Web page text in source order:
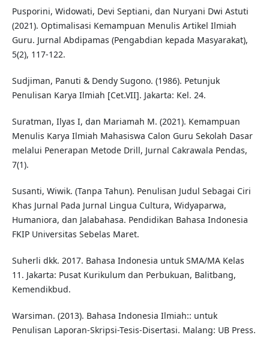
Pusporini, Widowati, Devi Septiani, dan Nuryani Dwi Astuti
(2021). Optimalisasi Kemampuan Menulis Artikel Ilmiah
Guru. Jurnal Abdipamas (Pengabdian kepada Masyarakat),
5(2), 117-122.
Sudjiman, Panuti & Dendy Sugono. (1986). Petunjuk
Penulisan Karya Ilmiah [Cet.VII]. Jakarta: Kel. 24.
Suratman, Ilyas I, dan Mariamah M. (2021). Kemampuan
Menulis Karya Ilmiah Mahasiswa Calon Guru Sekolah Dasar
melalui Penerapan Metode Drill, Jurnal Cakrawala Pendas,
7(1).
Susanti, Wiwik. (Tanpa Tahun). Penulisan Judul Sebagai Ciri
Khas Jurnal Pada Jurnal Lingua Cultura, Widyaparwa,
Humaniora, dan Jalabahasa. Pendidikan Bahasa Indonesia
FKIP Universitas Sebelas Maret.
Suherli dkk. 2017. Bahasa Indonesia untuk SMA/MA Kelas
11. Jakarta: Pusat Kurikulum dan Perbukuan, Balitbang,
Kemendikbud.
Warsiman. (2013). Bahasa Indonesia Ilmiah:: untuk
Penulisan Laporan-Skripsi-Tesis-Disertasi. Malang: UB Press.